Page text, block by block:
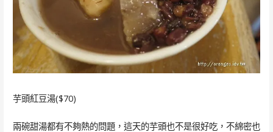
芋頭紅豆湯($70)
兩碗甜湯都有不夠熱的問題，這天的芋頭也不是很好吃，不綿密也